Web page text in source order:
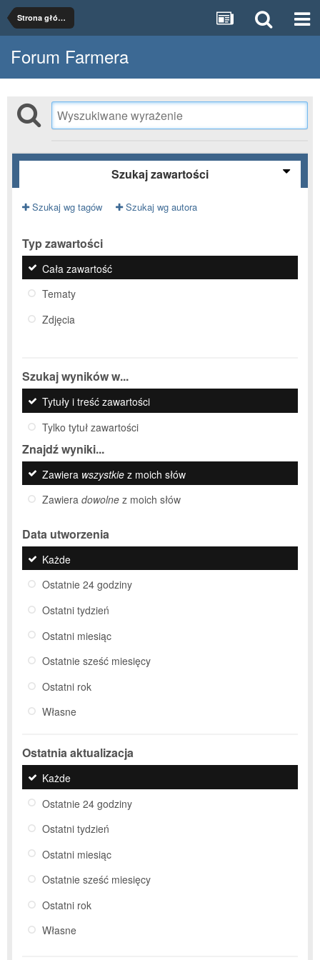
Strona główna
Forum Farmera
Szukaj zawartości
Szukaj wg tagów Szukaj wg autora
Typ zawartości
Cała zawartość
Tematy
Zdjęcia
Szukaj wyników w...
Tytuły i treść zawartości
Tylko tytuł zawartości
Znajdź wyniki...
Zawiera wszystkie z moich słów
Zawiera dowolne z moich słów
Data utworzenia
Każde
Ostatnie 24 godziny
Ostatni tydzień
Ostatni miesiąc
Ostatnie sześć miesięcy
Ostatni rok
Własne
Ostatnia aktualizacja
Każde
Ostatnie 24 godziny
Ostatni tydzień
Ostatni miesiąc
Ostatnie sześć miesięcy
Ostatni rok
Własne